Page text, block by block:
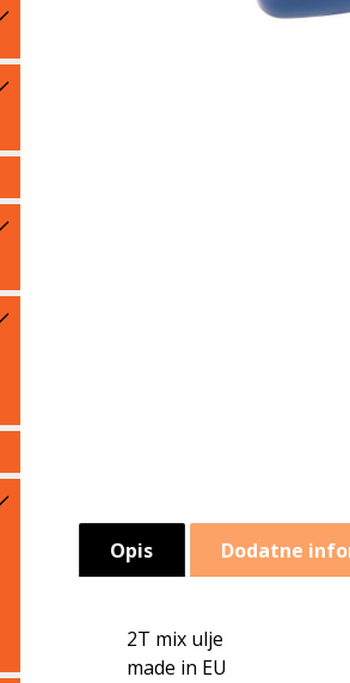
Opis Dodatne
2T mix ulje
made in EU